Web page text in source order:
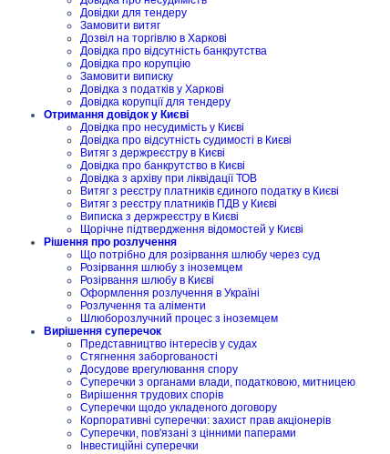
Довідки для тендеру
Замовити витяг
Дозвіл на торгівлю в Харкові
Довідка про відсутність банкрутства
Довідка про корупцію
Замовити виписку
Довідка з податків у Харкові
Довідка корупції для тендеру
Отримання довідок у Києві
Довідка про несудимість у Києві
Довідка про відсутність судимості в Києві
Витяг з держреєстру в Києві
Довідка про банкрутство в Києві
Довідка з архіву при ліквідації ТОВ
Витяг з реєстру платників єдиного податку в Києві
Витяг з реєстру платників ПДВ у Києві
Виписка з держреєстру в Києві
Щорічне підтвердження відомостей у Києві
Рішення про розлучення
Що потрібно для розірвання шлюбу через суд
Розірвання шлюбу з іноземцем
Розірвання шлюбу в Києві
Оформлення розлучення в Україні
Розлучення та аліменти
Шлюборозлучний процес з іноземцем
Вирішення суперечок
Представництво інтересів у судах
Стягнення заборгованості
Досудове врегулювання спору
Суперечки з органами влади, податковою, митницею
Вирішення трудових спорів
Суперечки щодо укладеного договору
Корпоративні суперечки: захист прав акціонерів
Суперечки, пов'язані з цінними паперами
Інвестиційні суперечки